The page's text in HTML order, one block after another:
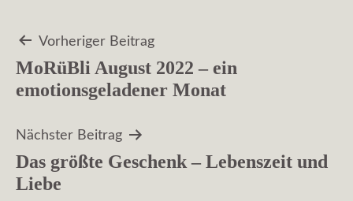
Beitragsnavigation
Vorheriger Beitrag
MoRüBli August 2022 – ein
emotionsgeladener Monat
Nächster Beitrag
Das größte Geschenk – Lebenszeit und
Liebe